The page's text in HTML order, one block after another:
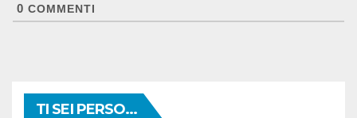
0 COMMENTI
TI SEI PERSO...